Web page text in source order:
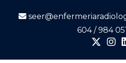
604 / 984